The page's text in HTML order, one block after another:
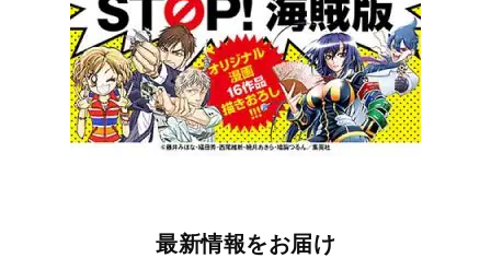
最新情報をお届け